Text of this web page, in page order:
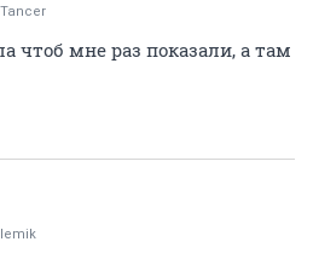
Tancer
чтоб мне раз показали, а там
lemik